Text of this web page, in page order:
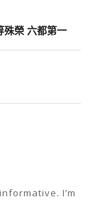
殊榮 六都第一
I’m